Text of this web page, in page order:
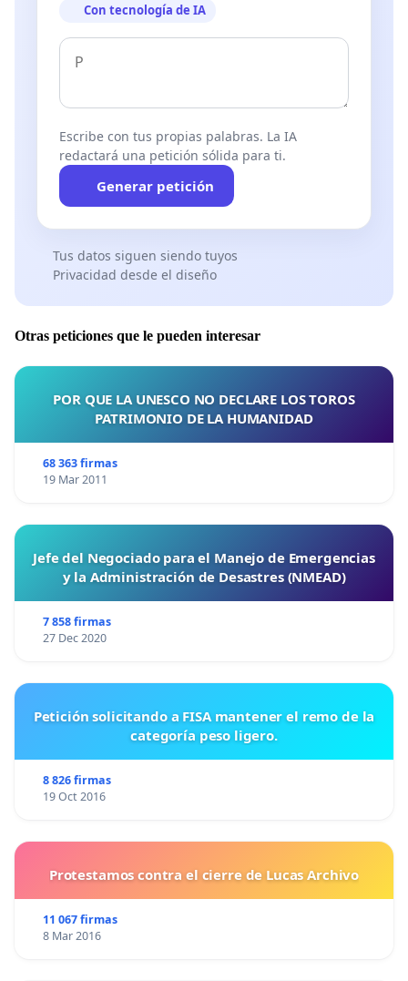
Con tecnología de IA
Escribe con tus propias palabras. La IA
redactará una petición sólida para ti.
Generar petición
Tus datos siguen siendo tuyos
Privacidad desde el diseño
Otras peticiones que le pueden interesar
POR QUE LA UNESCO NO DECLARE LOS TOROS
PATRIMONIO DE LA HUMANIDAD
68 363 firmas
19 Mar 2011
Jefe del Negociado para el Manejo de Emergencias
y la Administración de Desastres (NMEAD)
7 858 firmas
27 Dec 2020
Petición solicitando a FISA mantener el remo de la
categoría peso ligero.
8 826 firmas
19 Oct 2016
Protestamos contra el cierre de Lucas Archivo
11 067 firmas
8 Mar 2016